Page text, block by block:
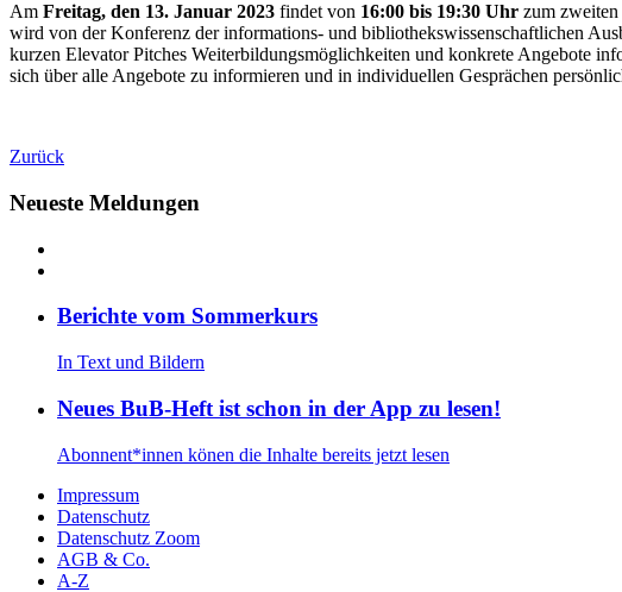
Am Freitag, den 13. Januar 2023 findet von 16:00 bis 19:30 Uhr zum
wird von der Konferenz der informations- und bibliothekswissenschaftlichen
kurzen Elevator Pitches Weiterbildungsmöglichkeiten und konkrete Angebote
sich über alle Angebote zu informieren und in individuellen Gesprächen
Zurück
Neueste Meldungen
Be­rich­te vom Som­mer­kurs
In Text und Bil­dern
Neu­es BuB-Heft ist schon in der App zu le­sen!
Abon­nent*in­nen kö­nen die In­hal­te be­reits jetzt le­sen
Impressum
Datenschutz
Datenschutz Zoom
AGB & Co.
A-Z